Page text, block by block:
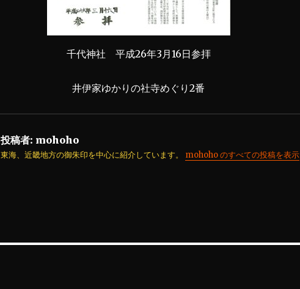
千代神社 平成26年3月16日参拝
井伊家ゆかりの社寺めぐり2番
投稿者: mohoho
東海、近畿地方の御朱印を中心に紹介しています。 mohoho のすべての投稿を表示